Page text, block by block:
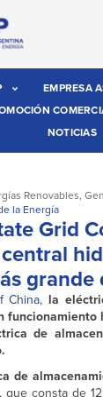
EMPRESA
NOTICIAS
Renovables,
la Energía
Grid
grande
China, la
de
de